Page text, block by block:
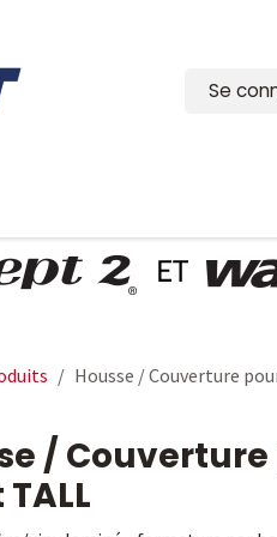
Se
Housse / Couverture
/